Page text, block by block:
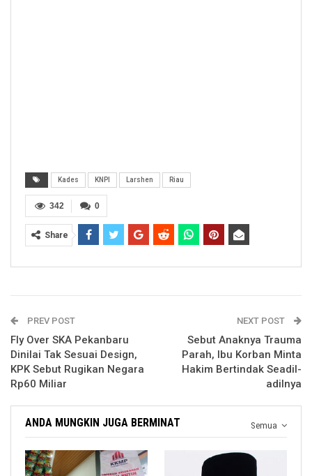
Kades KNPI Larshen Riau
0
342
Share
PREV POST
Fly Over SKA Pekanbaru
Dinilai Tak Sesuai Design,
KPK Sebut Rugikan Negara
Rp60 Miliar
NEXT POST
Sebut Anaknya Trauma
Parah, Ibu Korban Minta
Hakim Bertindak Seadil-
adilnya
Semua
ANDA MUNGKIN JUGA BERMINAT